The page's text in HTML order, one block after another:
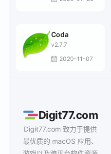
Coda
v2.7.7
2020-11-07
Digit77.com
Digit77.com 致力于提供
最优质的 macOS 应用、